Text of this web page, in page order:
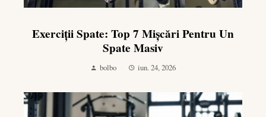
Exerciții Spate: Top 7 Mișcări Pentru Un
Spate Masiv
bolbo iun. 24, 2026